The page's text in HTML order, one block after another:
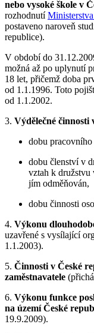
nebo vysoké škole v
rozhodnutí
postaveno naroveň
republice).
V období do
možná až po uplynutí
18 let, přičemž doba
od 1.1.1996. Toto
od 1.1.2002.
3. Výdělečné činnosti
dobu pracovního
dobu členství v
vztah k družstvu
jím odměňován,
dobu činnosti
4. Výkonu
uzavřené s vysílající
1.1.2003).
5. Činnosti v České
zaměstnavatele
6. Výkonu funkce
na území České
19.9.2009).